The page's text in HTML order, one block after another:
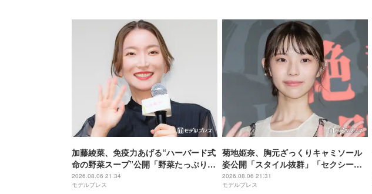
加藤綾菜、免疫力あげる“ハーバード式
命の野菜スープ”公開「野菜たっぷりで
美味しそう」「栄養満点ですね」と反
響
2026.08.06 21:34
モデルプレス
菊地姫奈、胸元ざっくりキャミソール
姿公開「スタイル抜群」「セクシーす
ぎる」と話題
2026.08.06 21:31
モデルプレス